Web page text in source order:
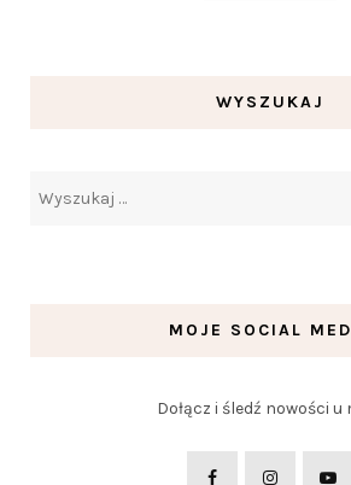
WYSZUKAJ
MOJE SOCIAL
Dołącz i śledź nowości u